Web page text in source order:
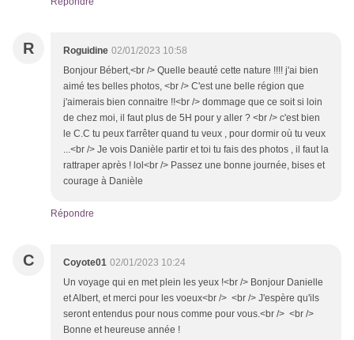
R Roguidine 02/01/2023 10:58
Bonjour Bébert,<br /> Quelle beauté cette nature !!!! j'ai bien
aimé tes belles photos, <br /> C'est une belle région que
j'aimerais bien connaitre !!<br /> dommage que ce soit si loin
de chez moi, il faut plus de 5H pour y aller ? <br /> c'est bien
le C.C tu peux t'arrêter quand tu veux , pour dormir où tu veux
...<br /> Je vois Danièle partir et toi tu fais des photos , il faut la
rattraper après ! lol<br /> Passez une bonne journée, bises et
courage à Danièle
Répondre
C Coyote01 02/01/2023 10:24
Un voyage qui en met plein les yeux !<br /> Bonjour Danielle
et Albert, et merci pour les voeux<br /> <br /> J'espère qu'ils
seront entendus pour nous comme pour vous.<br /> <br />
Bonne et heureuse année !